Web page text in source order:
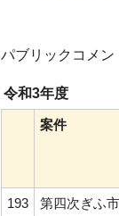
パブリックコメン
令和3年度
案件
193 第四次ぎふ